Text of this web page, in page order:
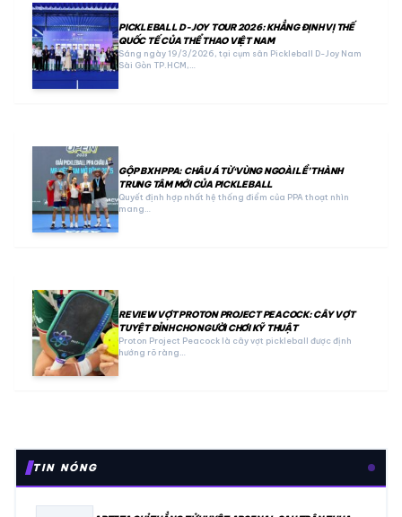
PICKLEBALL D-JOY TOUR 2026: KHẲNG ĐỊNH VỊ THẾ
QUỐC TẾ CỦA THỂ THAO VIỆT NAM
Sáng ngày 19/3/2026, tại cụm sân Pickleball D-Joy Nam
Sài Gòn TP.HCM,…
GỘP BXH PPA: CHÂU Á TỪ ‘VÙNG NGOÀI LỀ’ THÀNH
TRUNG TÂM MỚI CỦA PICKLEBALL
Quyết định hợp nhất hệ thống điểm của PPA thoạt nhìn
mang…
REVIEW VỢT PROTON PROJECT PEACOCK: CÂY VỢT
TUYỆT ĐỈNH CHO NGƯỜI CHƠI KỸ THUẬT
Proton Project Peacock là cây vợt pickleball được định
hướng rõ ràng…
TIN NÓNG